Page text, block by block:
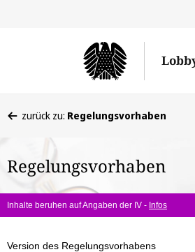
befinden
hier:
zurück zu: Regelungsvorhaben
Regelungsvorhaben
Inhalte beruhen auf Angaben der IV - Infos
Version des Regelungsvorhabens